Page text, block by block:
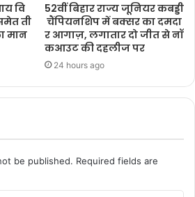
वि
ती
मान
52वीं बिहार राज्य जूनियर कबड्डी
चैंपियनशिप में बक्सर का दमदा
र आगाज़, लगातार दो जीत से नॉ
कआउट की दहलीज पर
24 hours ago
be published. Required fields are